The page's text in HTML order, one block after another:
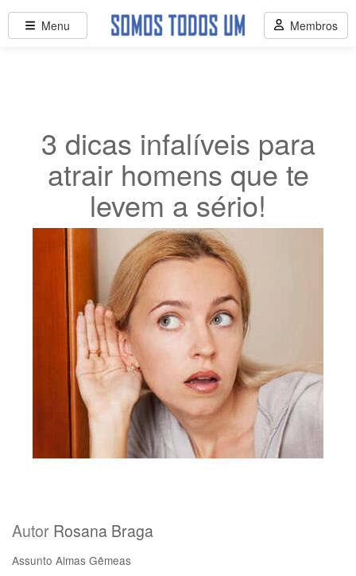
3 dicas infalíveis para
atrair homens que te
levem a sério!
Autor Rosana Braga
Assunto Almas Gêmeas
Menu Membros